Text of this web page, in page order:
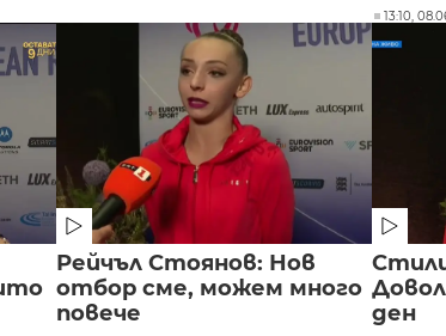
13:10,
Рейчъл Стоянов: Нов
отбор сме, можем много
повече
ден